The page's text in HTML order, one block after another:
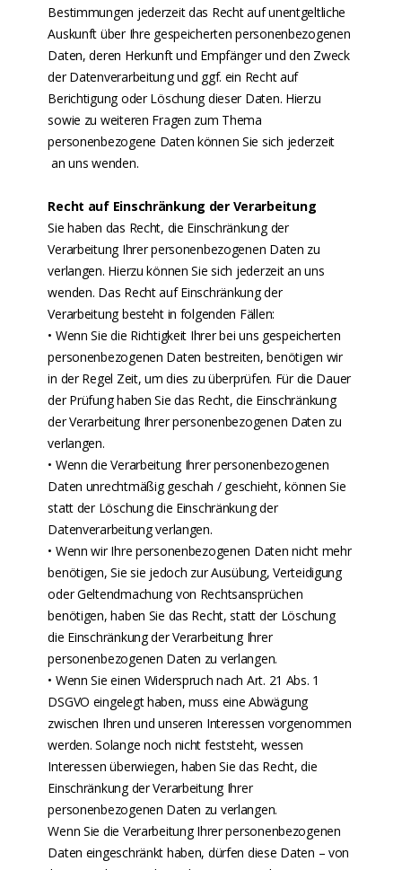
Bestimmungen jederzeit das Recht auf unentgeltliche
Auskunft über Ihre gespeicherten personenbezogenen
Daten, deren Herkunft und Empfänger und den Zweck
der Datenverarbeitung und ggf. ein Recht auf
Berichtigung oder Löschung dieser Daten. Hierzu
sowie zu weiteren Fragen zum Thema
personenbezogene Daten können Sie sich jederzeit
an uns wenden.
Recht auf Einschränkung der Verarbeitung
Sie haben das Recht, die Einschränkung der
Verarbeitung Ihrer personenbezogenen Daten zu
verlangen. Hierzu können Sie sich jederzeit an uns
wenden. Das Recht auf Einschränkung der
Verarbeitung besteht in folgenden Fällen:
• Wenn Sie die Richtigkeit Ihrer bei uns gespeicherten
personenbezogenen Daten bestreiten, benötigen wir
in der Regel Zeit, um dies zu überprüfen. Für die Dauer
der Prüfung haben Sie das Recht, die Einschränkung
der Verarbeitung Ihrer personenbezogenen Daten zu
verlangen.
• Wenn die Verarbeitung Ihrer personenbezogenen
Daten unrechtmäßig geschah / geschieht, können Sie
statt der Löschung die Einschränkung der
Datenverarbeitung verlangen.
• Wenn wir Ihre personenbezogenen Daten nicht mehr
benötigen, Sie sie jedoch zur Ausübung, Verteidigung
oder Geltendmachung von Rechtsansprüchen
benötigen, haben Sie das Recht, statt der Löschung
die Einschränkung der Verarbeitung Ihrer
personenbezogenen Daten zu verlangen.
• Wenn Sie einen Widerspruch nach Art. 21 Abs. 1
DSGVO eingelegt haben, muss eine Abwägung
zwischen Ihren und unseren Interessen vorgenommen
werden. Solange noch nicht feststeht, wessen
Interessen überwiegen, haben Sie das Recht, die
Einschränkung der Verarbeitung Ihrer
personenbezogenen Daten zu verlangen.
Wenn Sie die Verarbeitung Ihrer personenbezogenen
Daten eingeschränkt haben, dürfen diese Daten – von